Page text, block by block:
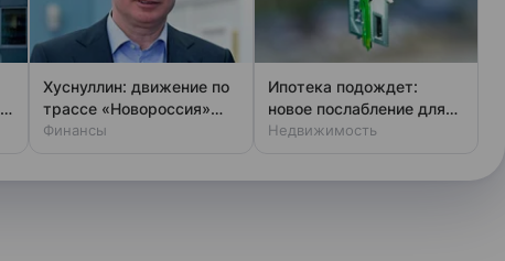
Хуснуллин: движение по
трассе «Новороссия»
восстановлено
Финансы
Ипотека подождет:
новое послабление для
родителей
Недвижимость